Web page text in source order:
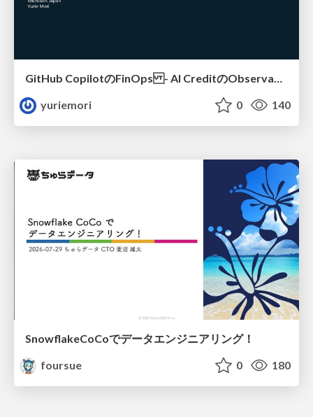
yuriemori
0 140
SnowflakeCoCoでデータエンジニアリング！
foursue
0 180